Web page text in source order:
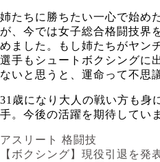
姉たちに勝ちたい一心で始め
が、今では女子総合格闘技界
めました。もし姉たちがヤン
選手もシュートボクシングに
ないと思うと、運命って不思
31歳になり大人の戦い方も身
手。今後の活躍を期待してい
アスリート 格闘技
【ボクシング】現役引退を発